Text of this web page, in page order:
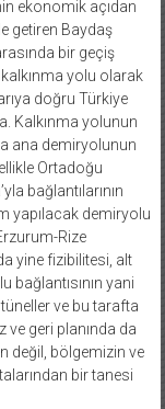
ekonomik açıdan
getiren Baydaş
bir geçiş
kalkınma yolu olarak
doğru Türkiye
Kalkınma yolunun
ana demiryolunun
Ortadoğu
bağlantılarının
yapılacak demiryolu
Rize
yine fizibilitesi, alt
bağlantısının yani
ve bu tarafta
ve geri planında da
değil, bölgemizin ve
bir tanesi